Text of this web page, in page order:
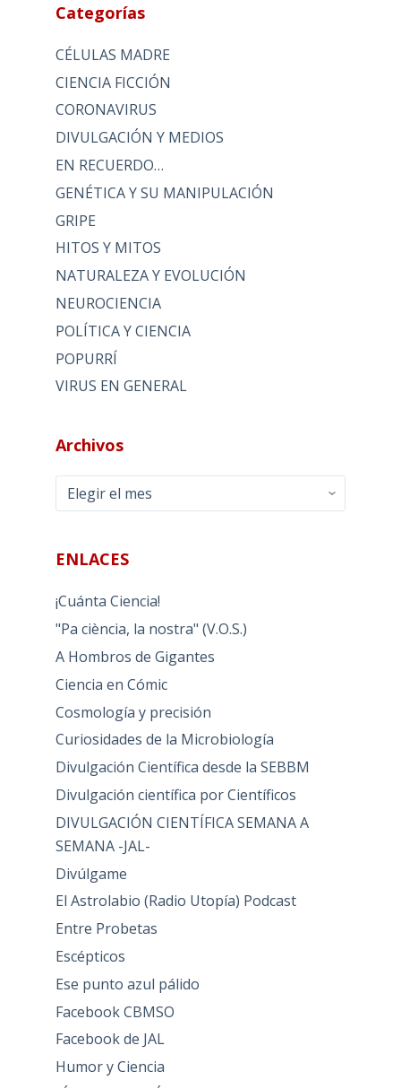
Categorías
CÉLULAS MADRE
CIENCIA FICCIÓN
CORONAVIRUS
DIVULGACIÓN Y MEDIOS
EN RECUERDO…
GENÉTICA Y SU MANIPULACIÓN
GRIPE
HITOS Y MITOS
NATURALEZA Y EVOLUCIÓN
NEUROCIENCIA
POLÍTICA Y CIENCIA
POPURRÍ
VIRUS EN GENERAL
Archivos
Archivos
ENLACES
¡Cuánta Ciencia!
"Pa ciència, la nostra" (V.O.S.)
A Hombros de Gigantes
Ciencia en Cómic
Cosmología y precisión
Curiosidades de la Microbiología
Divulgación Científica desde la SEBBM
Divulgación científica por Científicos
DIVULGACIÓN CIENTÍFICA SEMANA A
SEMANA -JAL-
Divúlgame
El Astrolabio (Radio Utopía) Podcast
Entre Probetas
Escépticos
Ese punto azul pálido
Facebook CBMSO
Facebook de JAL
Humor y Ciencia